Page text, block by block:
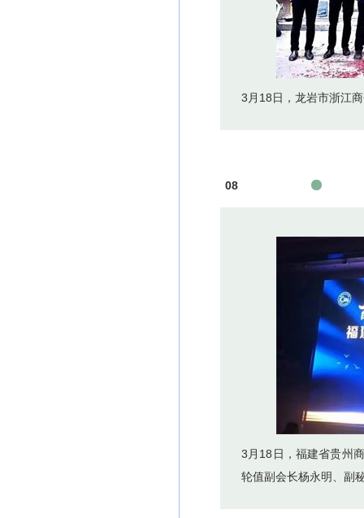
3月18日，龙岩市浙江
08
3月18日，福建省贵州
轮值副会长杨永明、副